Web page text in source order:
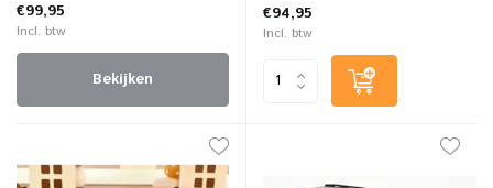
€99,95
Incl. btw
Bekijken
€94,95
Incl. btw